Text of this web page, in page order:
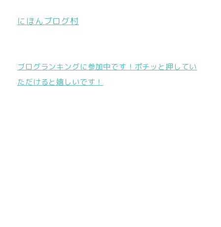
にほんブログ村
ブログランキングに参加中です！ポチッと押してい
ただけると嬉しいです！